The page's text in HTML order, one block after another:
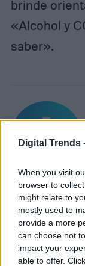
Digital Trends
When you visit
browser to
might relate to
mostly used to
provide a more
can choose not
impact your
able to offer.
brinde
«Alcohol y
saber».
Like its
Español
readers
affects…